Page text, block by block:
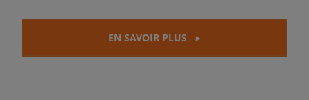
EN SAVOIR PLUS